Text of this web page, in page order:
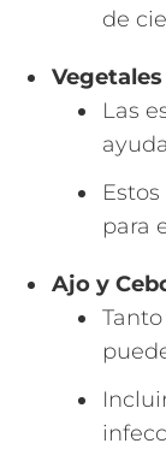
de
Las
para
Ajo y